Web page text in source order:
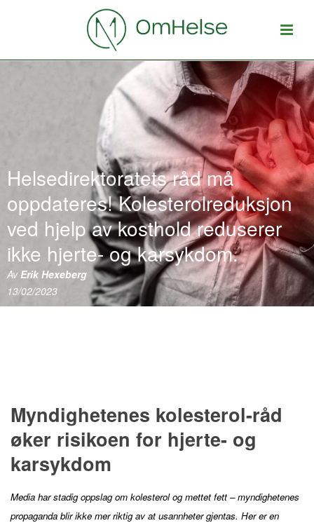
Helsedirektoratets råd må
oppdateres! Kolesterolreduksjon
ved hjelp av kosthold reduserer
ikke hjerte- og karsykdom.
AvErik Hexeberg
13/02/2023
Myndighetenes kolesterol-råd
øker risikoen for hjerte- og
karsykdom
Media har stadig oppslag om kolesterol og mettet fett – myndighetenes
propaganda blir ikke mer riktig av at usannheter gjentas. Her er en